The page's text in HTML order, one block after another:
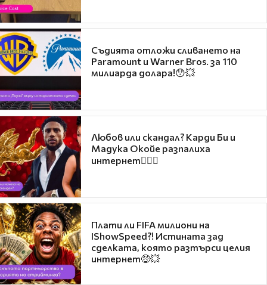
Съдията отложи сливането на
Paramount и Warner Bros. за 110
милиарда долара!😯💥
Любов или скандал? Карди Би и
Мадука Окойе разпалиха
интернет❤️‍🔥🔥
Плати ли FIFA милиони на
IShowSpeed?! Истината зад
сделката, която разтърси целия
интернет🤑💥